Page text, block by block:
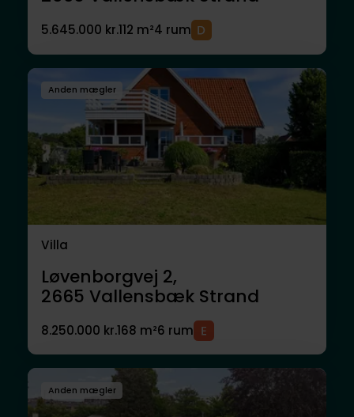
5.645.000 kr.112 m²4 rum
Anden mægler
Villa
Løvenborgvej 2,
2665 Vallensbæk Strand
8.250.000 kr.168 m²6 rum
Anden mægler